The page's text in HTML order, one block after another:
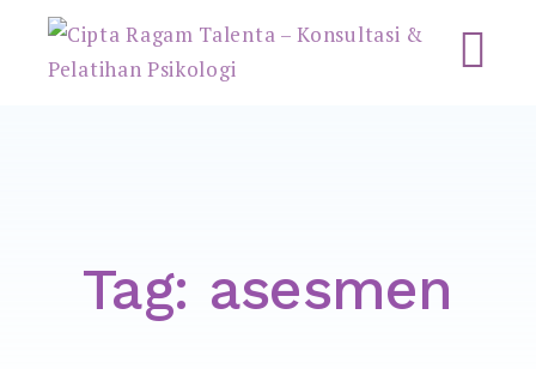
Cipta Ragam Talenta –
Konsultasi & Pelatihan
Psikologi
Tag: asesmen